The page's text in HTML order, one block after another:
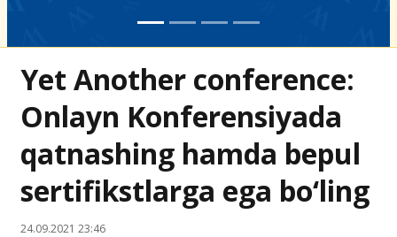
Yet Another conference:
Onlayn Konferensiyada
qatnashing hamda bepul
sertifikstlarga ega bo‘ling
24.09.2021 23:46